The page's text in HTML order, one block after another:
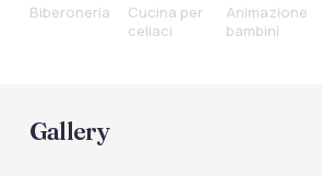
Biberoneria
Cucina per
celiaci
Animazione
bambini
Gallery